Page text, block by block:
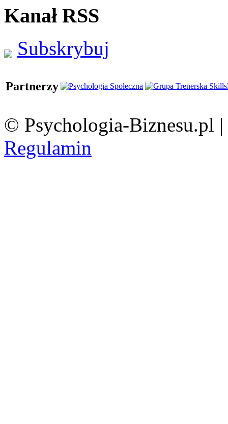
Kanał RSS
Subskrybuj
Partnerzy
© Psychologia-Biznesu.pl |
Regulamin